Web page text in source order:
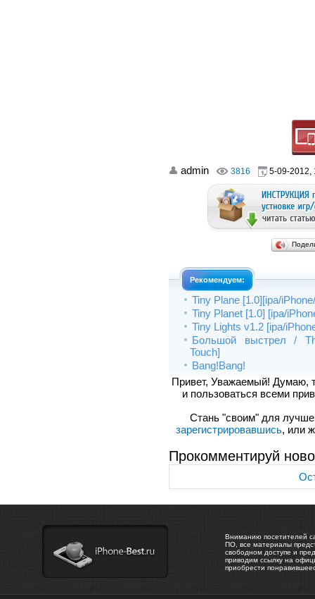
admin 3816 5-09-2012,
Рекомендуем:
Tiny Plane [1.0][ipa/
Tiny Planet [1.0] [ipa/
Tiny Lights v1.2 [ipa/
Большой выстрел /
Touch]
Bang!Bang!
Привет, Уважаемый! Думаю,
и пользоваться всеми
Стань "своим" для
зарегистрировавшись, или
Прокомментируй
Вниманию посетителей
ПО, все материалы
свободном доступе и
приводим ссылку на
приобрести